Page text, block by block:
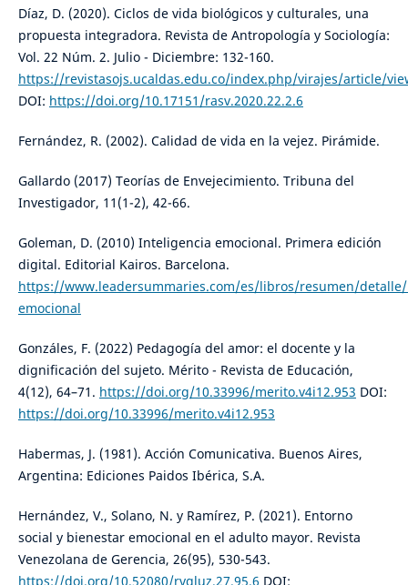
Díaz, D. (2020). Ciclos de vida biológicos y culturales, una
propuesta integradora. Revista de Antropología y Sociología:
Vol. 22 Núm. 2. Julio - Diciembre: 132-160.
https://revistasojs.ucaldas.edu.co/index.php/virajes/article/
DOI: https://doi.org/10.17151/rasv.2020.22.2.6
Fernández, R. (2002). Calidad de vida en la vejez. Pirámide.
Gallardo (2017) Teorías de Envejecimiento. Tribuna del
Investigador, 11(1-2), 42-66.
Goleman, D. (2010) Inteligencia emocional. Primera edición
digital. Editorial Kairos. Barcelona.
https://www.leadersummaries.com/es/libros/resumen/
emocional
Gonzáles, F. (2022) Pedagogía del amor: el docente y la
dignificación del sujeto. Mérito - Revista de Educación,
4(12), 64–71. https://doi.org/10.33996/merito.v4i12.953 DOI:
https://doi.org/10.33996/merito.v4i12.953
Habermas, J. (1981). Acción Comunicativa. Buenos Aires,
Argentina: Ediciones Paidos Ibérica, S.A.
Hernández, V., Solano, N. y Ramírez, P. (2021). Entorno
social y bienestar emocional en el adulto mayor. Revista
Venezolana de Gerencia, 26(95), 530-543.
https://doi.org/10.52080/rvgluz.27.95.6 DOI: